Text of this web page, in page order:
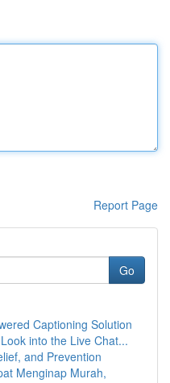
Report Page
Go
Captioning Solution
into the Live Chat...
and Prevention
Menginap Murah,